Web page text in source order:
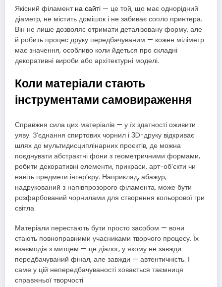
Якісний філамент на сайті — це той, що має однорідний
діаметр, не містить домішок і не забиває сопло принтера.
Він не лише дозволяє отримати деталізовану форму, але
й робить процес друку передбачуваним — кожен міліметр
має значення, особливо коли йдеться про складні
декоративні вироби або архітектурні моделі.
Коли матеріали стають
інструментами самовираження
Справжня сила цих матеріалів — у їх здатності оживити
уяву. З’єднання спиртових чорнил і 3D-друку відкриває
шлях до мультидисциплінарних проєктів, де можна
поєднувати абстрактні фони з геометричними формами,
робити декоративні елементи, прикраси, арт-об’єкти чи
навіть предмети інтер’єру. Наприклад, абажур,
надрукований з напівпрозорого філамента, може бути
розфарбований чорнилами для створення кольорової гри
світла.
Матеріали перестають бути просто засобом — вони
стають повноправними учасниками творчого процесу. Їх
взаємодія з митцем — це діалог, у якому не завжди
передбачуваний фінал, але завжди — автентичність. І
саме у цій непередбачуваності ховається таємниця
справжньої творчості.